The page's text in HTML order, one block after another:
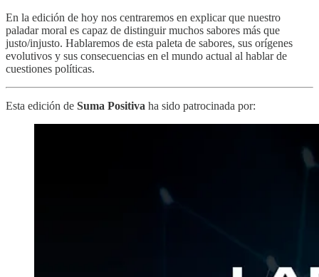
En la edición de hoy nos centraremos en explicar que nuestro
paladar moral es capaz de distinguir muchos sabores más que
justo/injusto. Hablaremos de esta paleta de sabores, sus orígenes
evolutivos y sus consecuencias en el mundo actual al hablar de
cuestiones políticas.
Esta edición de Suma Positiva ha sido patrocinada por: